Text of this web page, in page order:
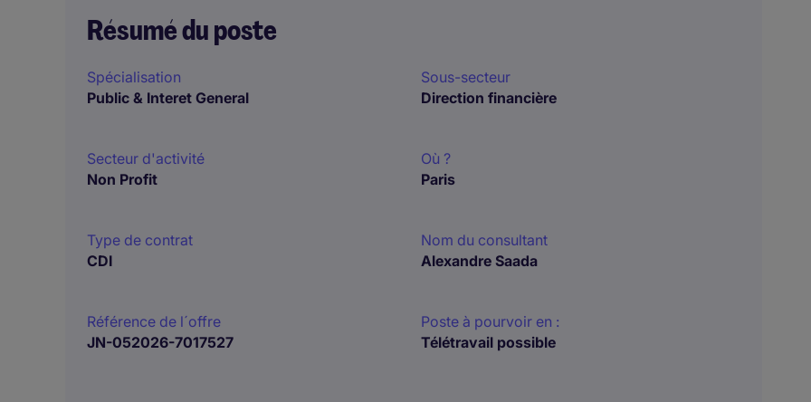
Résumé du poste
Spécialisation
Public & Interet General
Sous-secteur
Direction financière
Secteur d'activité
Non Profit
Où ?
Paris
Type de contrat
CDI
Nom du consultant
Alexandre Saada
Référence de l´offre
JN-052026-7017527
Poste à pourvoir en :
Télétravail possible